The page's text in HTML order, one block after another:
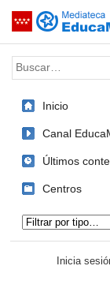
Saltar navegación
Palabra o frase:
Inicio
Canal
Últimos
Centros
Inicia